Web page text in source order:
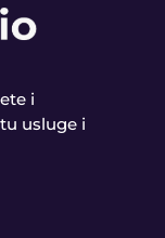
i
usluge i